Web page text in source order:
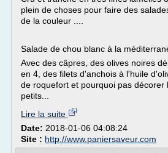
plein de choses pour faire des
de la couleur ....
Salade de chou blanc à la
Avec des câpres, des olives noires
en 4, des filets d'anchois à l'huile
de roquefort et pourquoi pas décorer
petits...
Lire la suite
Date: 2018-01-06 04:08:24
Site : http://www.paniersaveur.com